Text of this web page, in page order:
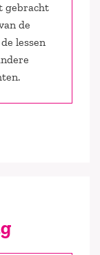
gebracht
de
lessen